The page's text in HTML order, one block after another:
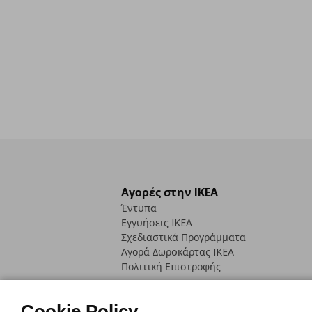
Αγορές στην IKEA
Έντυπα
Εγγυήσεις IKEA
Σχεδιαστικά Προγράμματα
Αγορά Δωρoκάρτας IKEA
Πολιτική Επιστροφής